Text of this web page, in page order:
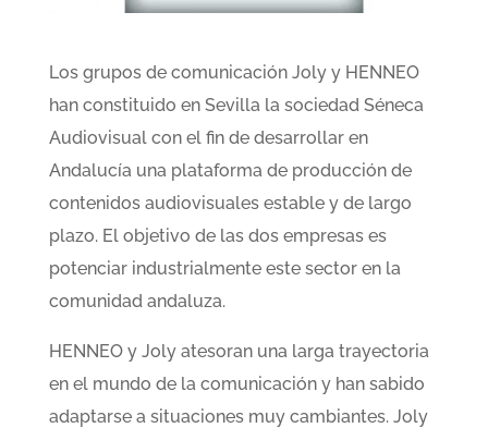
Los grupos de comunicación Joly y HENNEO
han constituido en Sevilla la sociedad Séneca
Audiovisual con el fin de desarrollar en
Andalucía una plataforma de producción de
contenidos audiovisuales estable y de largo
plazo. El objetivo de las dos empresas es
potenciar industrialmente este sector en la
comunidad andaluza.
HENNEO y Joly atesoran una larga trayectoria
en el mundo de la comunicación y han sabido
adaptarse a situaciones muy cambiantes. Joly